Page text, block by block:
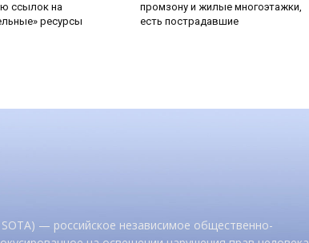
ссылок на
ресурсы
промзону и жилые многоэтажки,
есть пострадавшие
— российское независимое общественно-